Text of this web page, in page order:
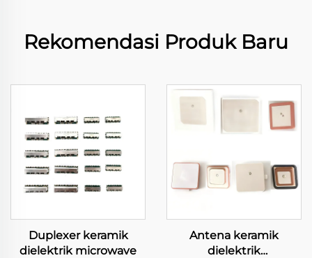
Rekomendasi Produk Baru
Duplexer keramik
dielektrik microwave
Antena keramik
dielektrik